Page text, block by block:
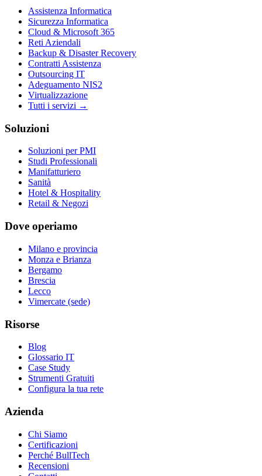
Assistenza Informatica
Sicurezza Informatica
Cloud & Microsoft 365
Reti Aziendali
Backup & Disaster Recovery
Contratti Assistenza
Outsourcing IT
Adeguamento NIS2
Virtualizzazione
Tutti i servizi →
Soluzioni
Soluzioni per PMI
Studi Professionali
Manifatturiero
Sanità
Hotel & Hospitality
Retail & Negozi
Dove operiamo
Milano e provincia
Monza e Brianza
Bergamo
Brescia
Lecco
Vimercate (sede)
Risorse
Blog
Glossario IT
Case Study
Strumenti Gratuiti
Configura la tua rete
Azienda
Chi Siamo
Certificazioni
Perché BullTech
Recensioni